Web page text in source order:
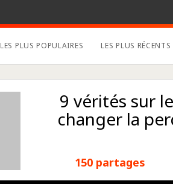
LES PLUS POPULAIRES LES PLUS RÉCENTS
9 vérités sur
changer la
150 partages